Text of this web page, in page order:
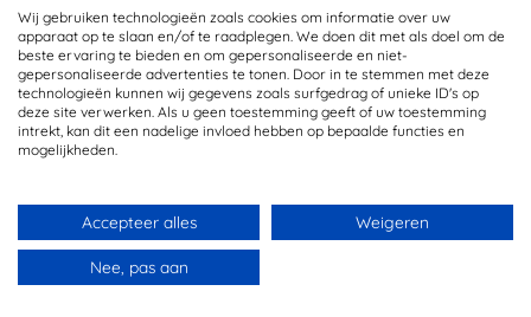
ITALIË EVENT 2020 IN KASTEEL DE HAAR
30 sep 2020
OVER OPSTAPMETLISA
Wij gebruiken technologieën zoals cookies om informatie over uw
apparaat op te slaan en/of te raadplegen. We doen dit met als doel om de
beste ervaring te bieden en om gepersonaliseerde en niet-
gepersonaliseerde advertenties te tonen. Door in te stemmen met deze
technologieën kunnen wij gegevens zoals surfgedrag of unieke ID's op
deze site verwerken. Als u geen toestemming geeft of uw toestemming
intrekt, kan dit een nadelige invloed hebben op bepaalde functies en
mogelijkheden.
Accepteer alles Weigeren
Nee, pas aan